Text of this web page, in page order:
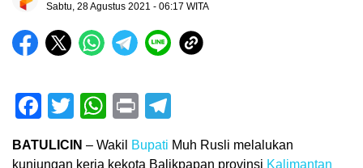
Sabtu, 28 Agustus 2021 - 06:17 WITA
Facebook
TwitterWhatsApp
Print
BATULICIN – Wakil Bupati Muh Rusli melalukan
kunjungan kerja kekota Balikpapan provinsi Kalimantan